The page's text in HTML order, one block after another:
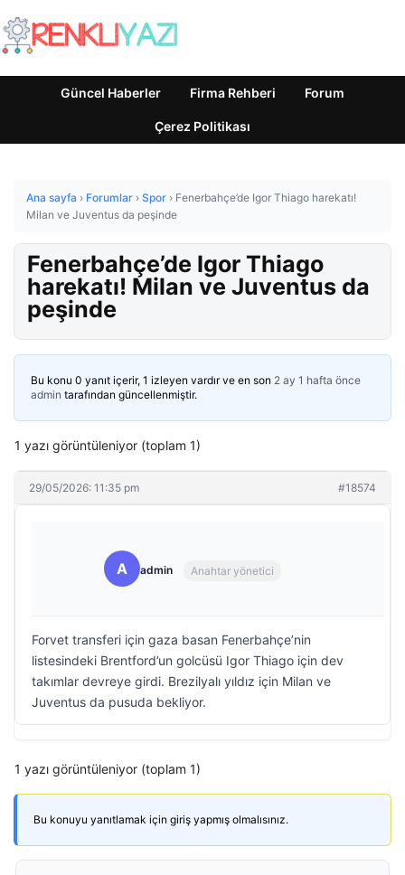
Güncel Haberler Firma Rehberi Forum
Çerez Politikası
Ana sayfa › Forumlar › Spor › Fenerbahçe’de Igor Thiago harekatı!
Milan ve Juventus da peşinde
Fenerbahçe’de Igor Thiago
harekatı! Milan ve Juventus da
peşinde
Bu konu 0 yanıt içerir, 1 izleyen vardır ve en son 2 ay 1 hafta önce
admin tarafından güncellenmiştir.
1 yazı görüntüleniyor (toplam 1)
29/05/2026: 11:35 pm #18574
A admin Anahtar yönetici
Forvet transferi için gaza basan Fenerbahçe’nin
listesindeki Brentford’un golcüsü Igor Thiago için dev
takımlar devreye girdi. Brezilyalı yıldız için Milan ve
Juventus da pusuda bekliyor.
1 yazı görüntüleniyor (toplam 1)
Bu konuyu yanıtlamak için giriş yapmış olmalısınız.